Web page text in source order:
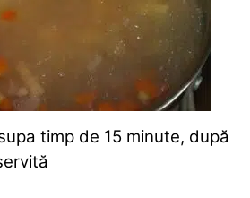
timp de 15 minute, după